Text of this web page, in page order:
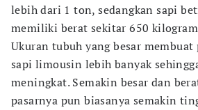
lebih dari 1 ton, sedangkan sapi
memiliki berat sekitar 650
Ukuran tubuh yang besar
sapi limousin lebih banyak
meningkat. Semakin besar dan
pasarnya pun biasanya semakin